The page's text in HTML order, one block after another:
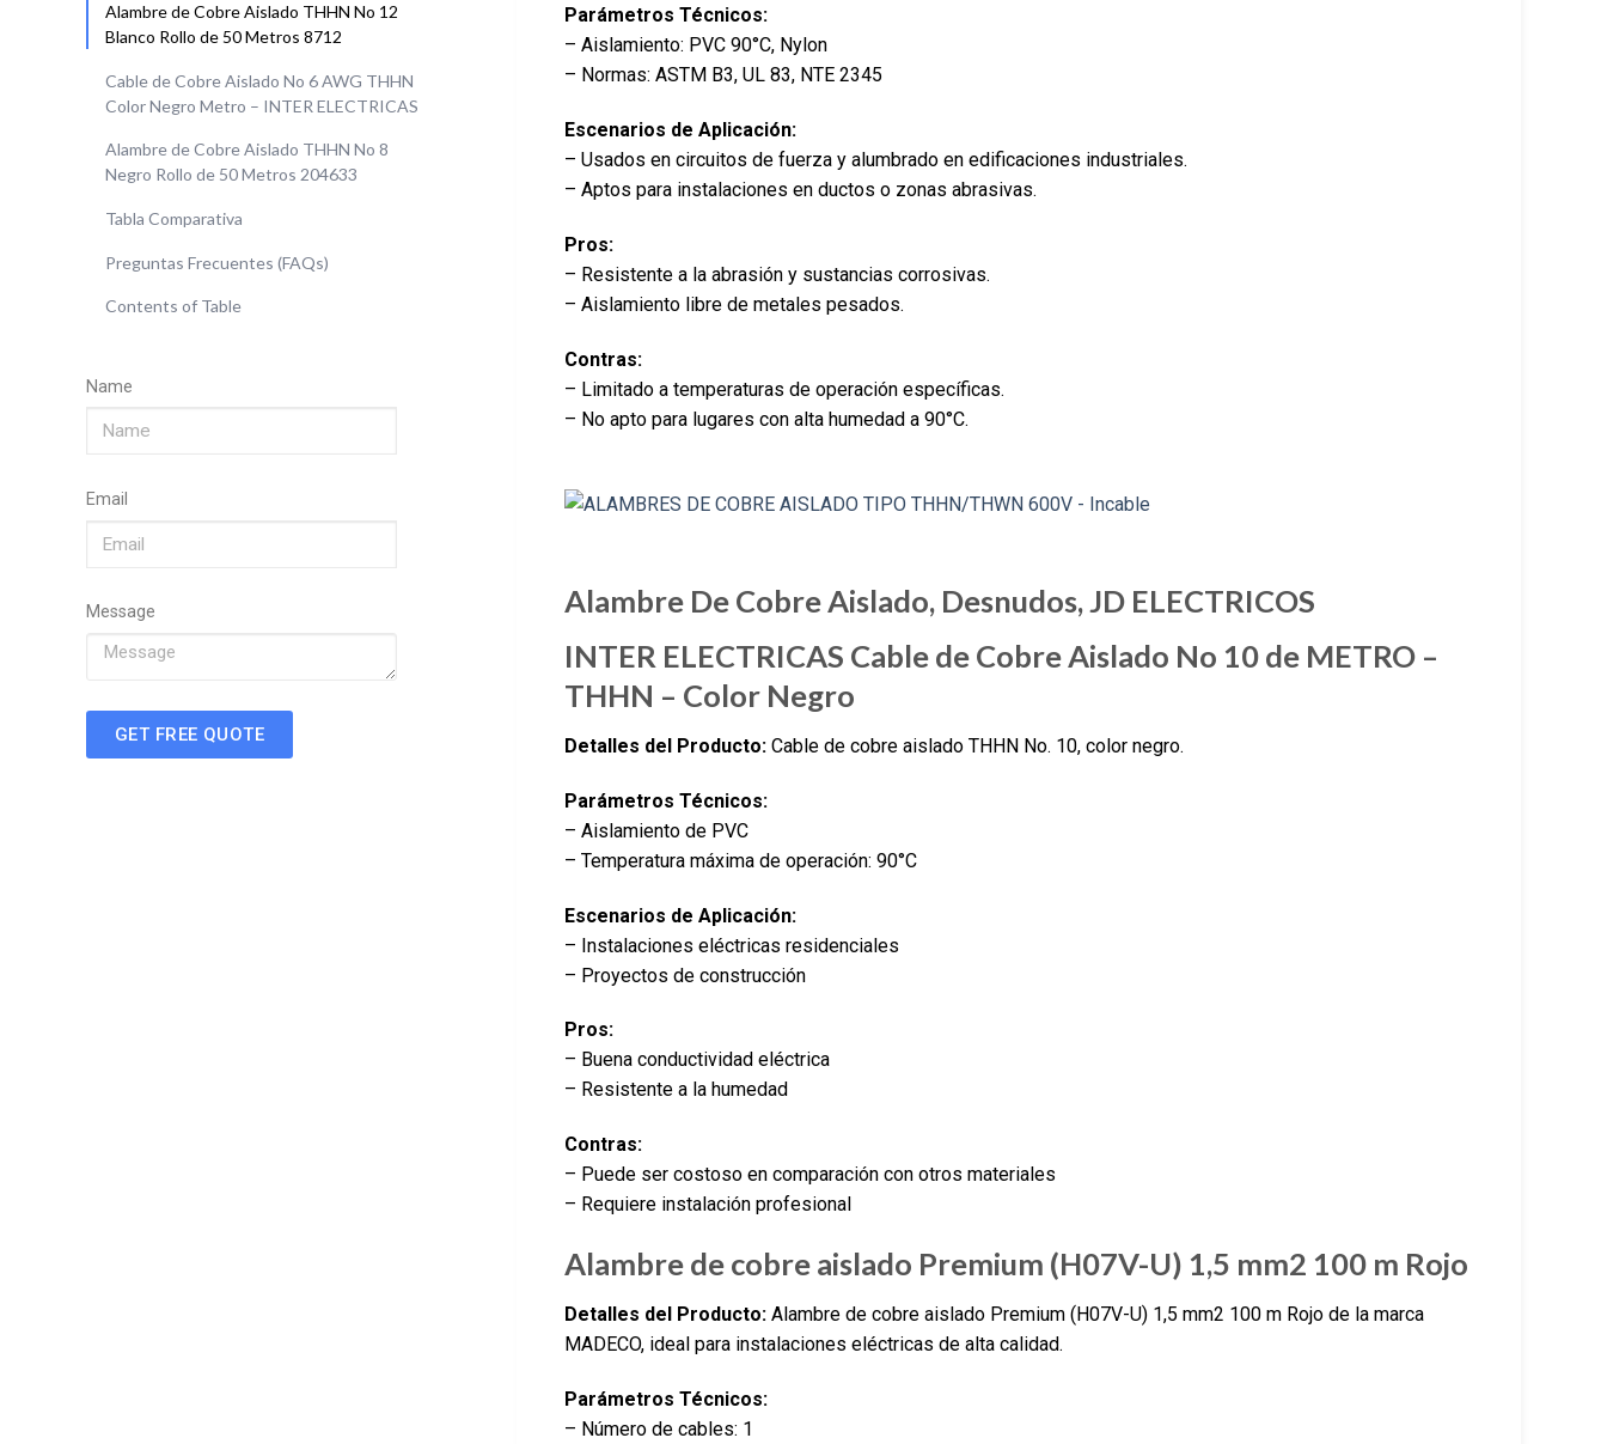
Alambre de Cobre Aislado THHN No 12
Blanco Rollo de 50 Metros 8712
Cable de Cobre Aislado No 6 AWG THHN
Color Negro Metro – INTER ELECTRICAS
Alambre de Cobre Aislado THHN No 8
Negro Rollo de 50 Metros 204633
Tabla Comparativa
Preguntas Frecuentes (FAQs)
Contents of Table
Name
Email
Message
GET FREE QUOTE
Parámetros Técnicos:
– Aislamiento: PVC 90°C, Nylon
– Normas: ASTM B3, UL 83, NTE 2345
Escenarios de Aplicación:
– Usados en circuitos de fuerza y alumbrado en edificaciones industriales.
– Aptos para instalaciones en ductos o zonas abrasivas.
Pros:
– Resistente a la abrasión y sustancias corrosivas.
– Aislamiento libre de metales pesados.
Contras:
– Limitado a temperaturas de operación específicas.
– No apto para lugares con alta humedad a 90°C.
Alambre De Cobre Aislado, Desnudos, JD ELECTRICOS
INTER ELECTRICAS Cable de Cobre Aislado No 10 de METRO –
THHN – Color Negro
Detalles del Producto: Cable de cobre aislado THHN No. 10, color negro.
Parámetros Técnicos:
– Aislamiento de PVC
– Temperatura máxima de operación: 90°C
Escenarios de Aplicación:
– Instalaciones eléctricas residenciales
– Proyectos de construcción
Pros:
– Buena conductividad eléctrica
– Resistente a la humedad
Contras:
– Puede ser costoso en comparación con otros materiales
– Requiere instalación profesional
Alambre de cobre aislado Premium (H07V-U) 1,5 mm2 100 m Rojo
Detalles del Producto: Alambre de cobre aislado Premium (H07V-U) 1,5 mm2 100 m Rojo de la marca
MADECO, ideal para instalaciones eléctricas de alta calidad.
Parámetros Técnicos:
– Número de cables: 1